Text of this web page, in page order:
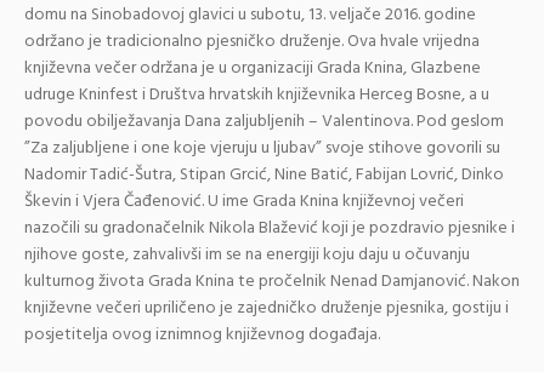
domu na Sinobadovoj glavici u subotu, 13. veljače 2016. godine
održano je tradicionalno pjesničko druženje. Ova hvale vrijedna
književna večer održana je u organizaciji Grada Knina, Glazbene
udruge Kninfest i Društva hrvatskih književnika Herceg Bosne, a u
povodu obilježavanja Dana zaljubljenih – Valentinova. Pod geslom
”Za zaljubljene i one koje vjeruju u ljubav” svoje stihove govorili su
Nadomir Tadić-Šutra, Stipan Grcić, Nine Batić, Fabijan Lovrić, Dinko
Škevin i Vjera Čađenović. U ime Grada Knina književnoj večeri
nazočili su gradonačelnik Nikola Blažević koji je pozdravio pjesnike i
njihove goste, zahvalivši im se na energiji koju daju u očuvanju
kulturnog života Grada Knina te pročelnik Nenad Damjanović. Nakon
književne večeri upriličeno je zajedničko druženje pjesnika, gostiju i
posjetitelja ovog iznimnog književnog događaja.